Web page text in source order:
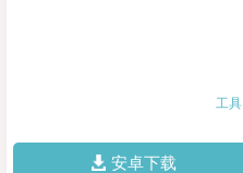
工具
安卓下载